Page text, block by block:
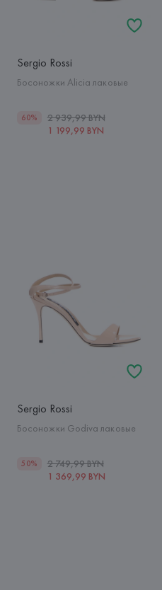
Sergio Rossi
Босоножки Alicia лаковые
60%
2 939,99 BYN
1 199,99 BYN
Sergio Rossi
Босоножки Godiva лаковые
50%
2 749,99 BYN
1 369,99 BYN